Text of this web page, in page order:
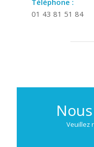
Téléphone :
01 43 81 51 84
Veuillez